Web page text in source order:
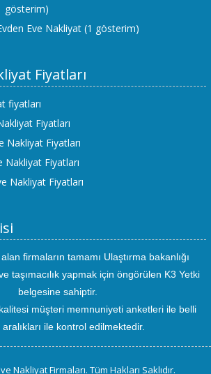
gösterim)
Eve Nakliyat (1 gösterim)
Fiyatları
fiyatları
Fiyatları
Nakliyat Fiyatları
Nakliyat Fiyatları
Nakliyat Fiyatları
firmaların tamamı Ulaştırma bakanlığı
taşımacılık yapmak için öngörülen K3 Yetki
belgesine sahiptir.
müşteri memnuniyeti anketleri ile belli
ile kontrol edilmektedir.
Nakliyat Firmaları. Tüm Hakları Saklıdır.